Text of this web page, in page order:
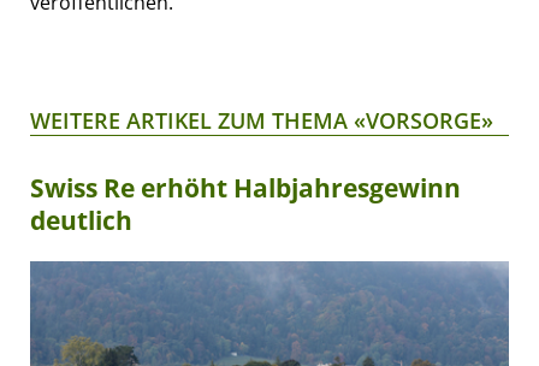
WEITERE ARTIKEL ZUM THEMA «VORSORGE»
Swiss Re erhöht Halbjahresgewinn
deutlich